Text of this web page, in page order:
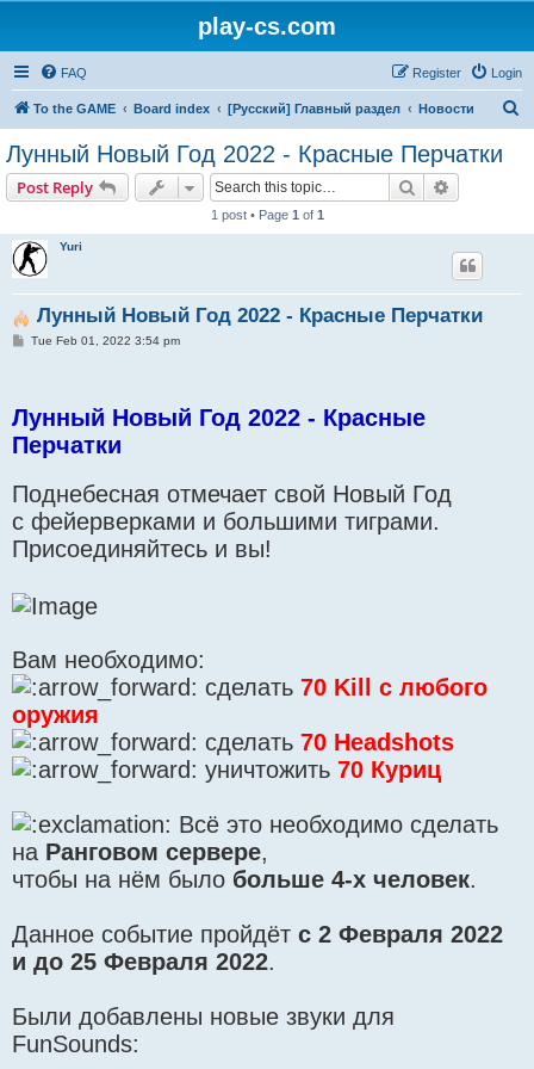
play-cs.com
FAQ Login
Register
To the GAME Board index [Русский] Главный раздел Новости
Лунный Новый Год 2022 - Красные Перчатки
Post Reply Search
1 post • Page 1 of 1
Yuri
Лунный Новый Год 2022 - Красные Перчатки
PTue Feb 01, 2022 3:54 pm
Лунный Новый Год 2022 - Красные
Перчатки
Поднебесная отмечает свой Новый Год
с фейерверками и большими тиграми.
Присоединяйтесь и вы!
Вам необходимо:
сделать 70 Kill с любого
оружия
сделать 70 Headshots
уничтожить 70 Куриц
Всё это необходимо сделать
на Ранговом сервере,
чтобы на нём было больше 4-х человек.
Данное событие пройдёт с 2 Февраля 2022
и до 25 Февраля 2022.
Были добавлены новые звуки для
FunSounds: